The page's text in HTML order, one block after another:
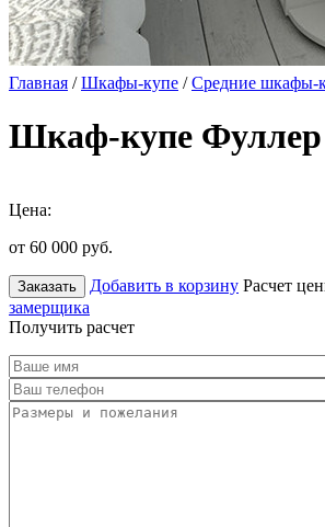
Главная /Шкафы-купе /Средние шкафы-
Шкаф-купе Фуллер
Цена:
от 60 000 руб.
Заказать Добавить в корзину Расчет
замерщика
Получить расчет